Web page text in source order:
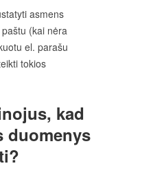
asmens
(kai nėra
el. parašu
tokios
kad
duomenys